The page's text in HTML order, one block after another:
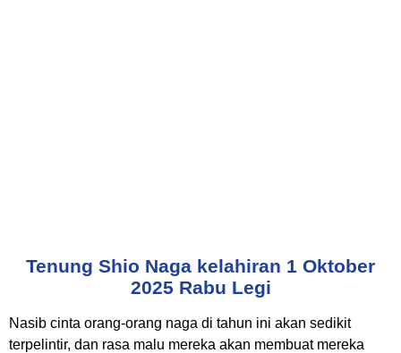
Tenung Shio Naga kelahiran 1 Oktober
2025 Rabu Legi
Nasib cinta orang-orang naga di tahun ini akan sedikit
terpelintir, dan rasa malu mereka akan membuat mereka